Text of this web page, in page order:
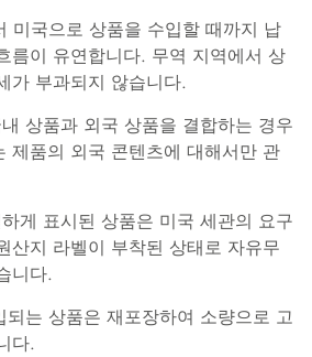
미국으로 상품을 수입할 때까지 납
름이 유연합니다. 무역 지역에서 상
가 부과되지 않습니다.
상품과 외국 상품을 결합하는 경우
제품의 외국 콘텐츠에 대해서만 관
게 표시된 상품은 미국 세관의 요구
산지 라벨이 부착된 상태로 자유무
니다.
는 상품은 재포장하여 소량으로 고
다.